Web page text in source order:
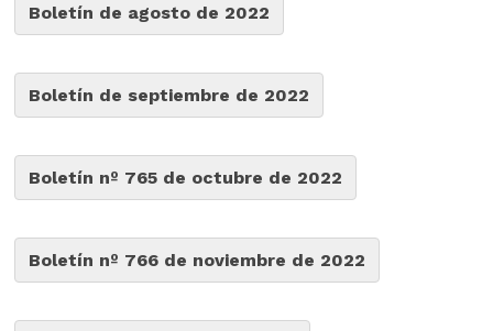
Boletín de agosto de 2022
Boletín de septiembre de 2022
Boletín nº 765 de octubre de 2022
Boletín nº 766 de noviembre de 2022